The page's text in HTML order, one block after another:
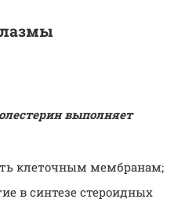
выполняет
клеточным мембранам;
в синтезе стероидных